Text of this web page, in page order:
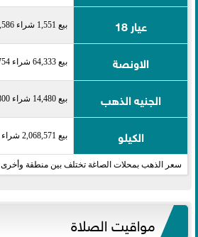
عيار 18 بيع 1,551 شراء 1,586
الاونصة بيع 64,333 شراء 65,754
الجنيه الذهب بيع 14,480 شراء 14,800
الكيلو بيع 2,068,571 شراء 2,114,286
سعر الذهب بمحلات الصاغة تختلف بين منطقة وأخرى
مواقيت الصلاة